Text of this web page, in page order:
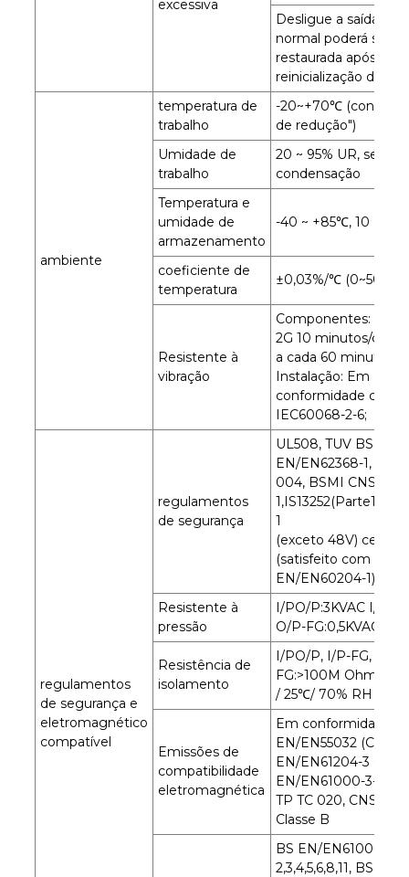
excessiva
Desligue a saída e a
normal poderá ser
restaurada após a
reinicialização da
ambiente
temperatura de
trabalho
-20~+70℃ (consulte
de redução")
Umidade de
trabalho
20 ~ 95% UR, sem
condensação
Temperatura e
umidade de
armazenamento
-40 ~ +85℃, 10 ~
coeficiente de
temperatura
±0,03%/℃ (0~50℃)
Resistente à
vibração
Componentes: 10 ~
2G 10 minutos/ciclo,
a cada 60 minutos
Instalação: Em
conformidade com
IEC60068-2-6;
regulamentos
de segurança e
eletromagnético
compatível
regulamentos
de segurança
UL508, TUV BS
EN/EN62368-1,
004, BSMI
1,IS13252(Parte1)/
1
(exceto 48V)
(satisfeito com BS
EN/EN60204-1)
Resistente à
pressão
I/PO/P:3KVAC I/P-
O/P-FG:0,5KVAC
Resistência de
isolamento
I/PO/P, I/P-FG, O/P-
FG:>100M Ohms /
/ 25℃/ 70% RH
Emissões de
compatibilidade
eletromagnética
Em conformidade
EN/EN55032
EN/EN61204-3
EN/EN61000-3-2,-3,
TP TC 020,
Classe B
BS EN/EN61000-4-
2,3,4,5,6,8,11, BS